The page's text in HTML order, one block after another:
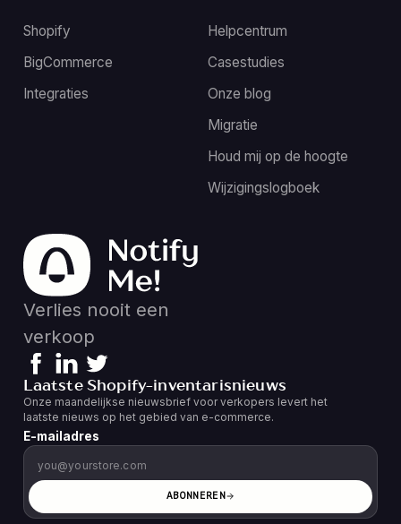
Helpcentrum
Casestudies
Onze blog
Migratie
Houd mij op de hoogte
Wijzigingslogboek
Shopify
BigCommerce
Integraties
Verlies nooit een
verkoop
Laatste Shopify-inventarisnieuws
Onze maandelijkse nieuwsbrief voor verkopers levert het
laatste nieuws op het gebied van e-commerce.
E-mailadres
ABONNEREN